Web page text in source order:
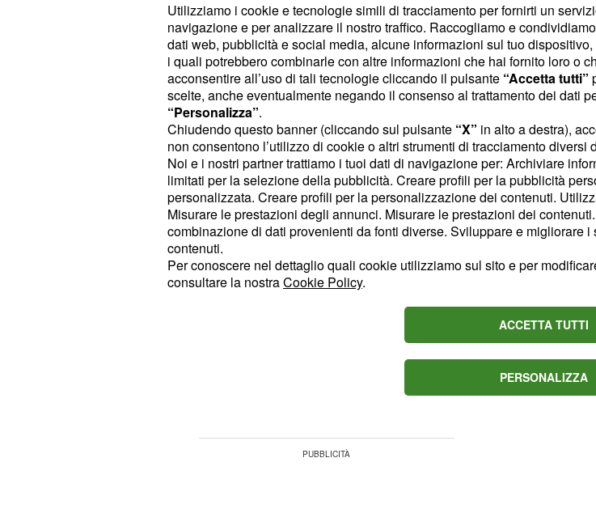
Si continuerà inoltre a parlare diAlex, già in una situazione
piuttosto delicata, decisa a tornare nella sua vecchia casa
assieme alla sorellina
, che assumerà un atteggiamento
differente in quanto contraria alla scelta della sorella
maggiore. Si parlerà infine anche della crisi traRenato e
Nadia, in seguito alla dichiarazione di lui, mentreGiulia
sarà ancora piena di dubbi riguardo al suo futuro conDenis.
Spoiler Un posto al Sole:
l'inevitabile scontro tra Arturo e
Un posto al Sole
riceverà una visita del tutto inaspettata sul posto di lavoro e
continuerà
Utilizziamo i cookie e tecnologie simili di tracciamento per fornirti un
navigazione e per analizzare il nostro traffico. Raccogliamo e
dati web, pubblicità e social media, alcune informazioni sul tuo
i quali potrebbero combinarle con altre informazioni che hai fornito loro o
acconsentire all’uso di tali tecnologie cliccando il pulsante “Accetta tutti”
scelte, anche eventualmente negando il consenso al trattamento dei dati
“Personalizza”.
Chiudendo questo banner (cliccando sul pulsante “X” in alto a destra),
non consentono l’utilizzo di cookie o altri strumenti di tracciamento diversi
Noi e i nostri partner trattiamo i tuoi dati di navigazione per: Archiviare
limitati per la selezione della pubblicità. Creare profili per la pubblicità
personalizzata. Creare profili per la personalizzazione dei contenuti.
Misurare le prestazioni degli annunci. Misurare le prestazioni dei
combinazione di dati provenienti da fonti diverse. Sviluppare e migliorare
contenuti.
Per conoscere nel dettaglio quali cookie utilizziamo sul sito e per
consultare la nostraCookie Policy.
ACCETTA TUTTI
PERSONALIZZA